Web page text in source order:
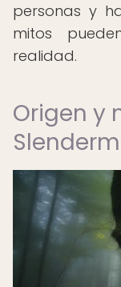
personas y
mitos
realidad.
Origen y